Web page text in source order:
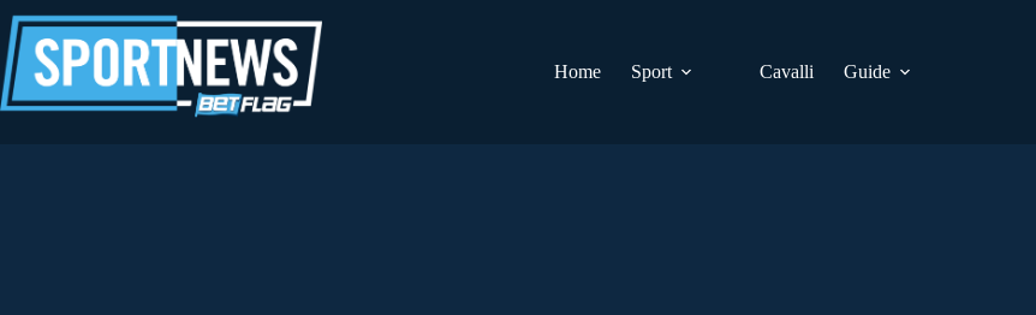
al
contenuto
Home
Sport Cavalli Guide